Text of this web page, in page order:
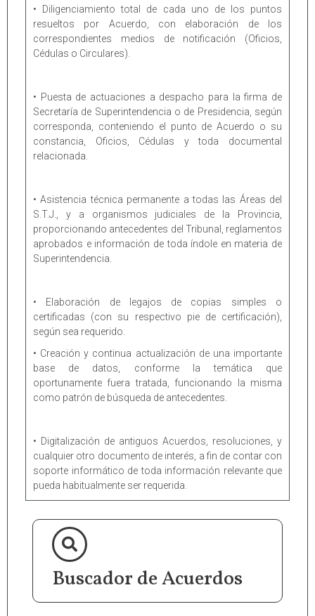
• Diligenciamiento total de cada uno de los puntos
resueltos por Acuerdo, con elaboración de los
correspondientes medios de notificación (Oficios,
Cédulas o Circulares).
• Puesta de actuaciones a despacho para la firma de
Secretaría de Superintendencia o de Presidencia, según
corresponda, conteniendo el punto de Acuerdo o su
constancia, Oficios, Cédulas y toda documental
relacionada.
• Asistencia técnica permanente a todas las Áreas del
S.T.J., y a organismos judiciales de la Provincia,
proporcionando antecedentes del Tribunal, reglamentos
aprobados e información de toda índole en materia de
Superintendencia.
• Elaboración de legajos de copias simples o
certificadas (con su respectivo pie de certificación),
según sea requerido.
• Creación y continua actualización de una importante
base de datos, conforme la temática que
oportunamente fuera tratada, funcionando la misma
como patrón de búsqueda de antecedentes.
• Digitalización de antiguos Acuerdos, resoluciones, y
cualquier otro documento de interés, a fin de contar con
soporte informático de toda información relevante que
pueda habitualmente ser requerida.
Buscador de Acuerdos